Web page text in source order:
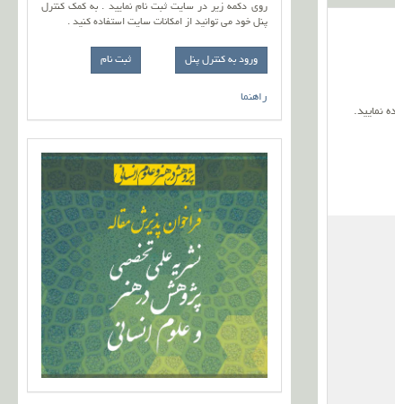
نمایید.
روی دکمه زیر در سایت ثبت نام نمایید . به کمک کنترل
پنل خود می توانید از امکانات سایت استفاده کنید .
ورود به کنترل پنل
راهنما